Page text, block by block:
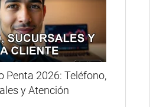
Penta 2026: Teléfono,
y Atención